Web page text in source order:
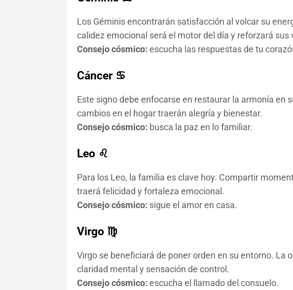
Los Géminis encontrarán satisfacción al volcar su
calidez emocional será el motor del día y reforzará sus
Consejo cósmico: escucha las respuestas de tu
Cáncer ♋
Este signo debe enfocarse en restaurar la armonía en
cambios en el hogar traerán alegría y bienestar.
Consejo cósmico: busca la paz en lo familiar.
Leo ♌
Para los Leo, la familia es clave hoy. Compartir
traerá felicidad y fortaleza emocional.
Consejo cósmico: sigue el amor en casa.
Virgo ♍
Virgo se beneficiará de poner orden en su entorno. La
claridad mental y sensación de control.
Consejo cósmico: escucha el llamado del consuelo.